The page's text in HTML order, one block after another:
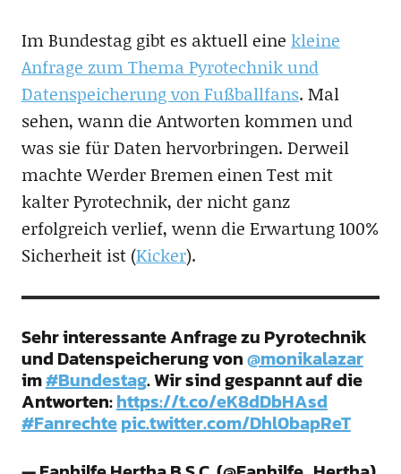
Im Bundestag gibt es aktuell eine kleine
Anfrage zum Thema Pyrotechnik und
Datenspeicherung von Fußballfans. Mal
sehen, wann die Antworten kommen und
was sie für Daten hervorbringen. Derweil
machte Werder Bremen einen Test mit
kalter Pyrotechnik, der nicht ganz
erfolgreich verlief, wenn die Erwartung 100%
Sicherheit ist (Kicker).
Sehr interessante Anfrage zu Pyrotechnik
und Datenspeicherung von@monikalazar
im#Bundestag. Wir sind gespannt auf die
Antworten:https://t.co/eK8dDbHAsd
#Fanrechtepic.twitter.com/Dhl0bapReT